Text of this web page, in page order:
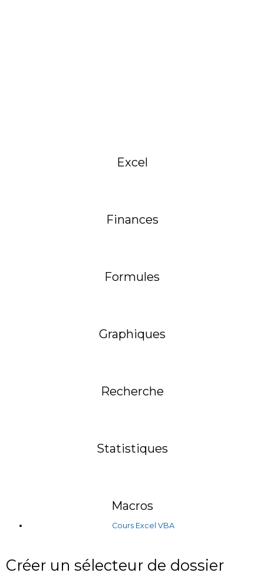
Excel
Finances
Formules
Graphiques
Recherche
Statistiques
Macros
Cours Excel VBA
Créer un sélecteur de dossier